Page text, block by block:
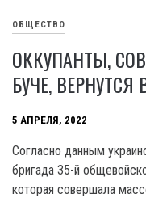
ОБЩЕСТВО
ОККУПАНТЫ,
БУЧЕ, ВЕРНУТСЯ
5 АПРЕЛЯ, 2022
Согласно данным
бригада 35-й
которая совершала